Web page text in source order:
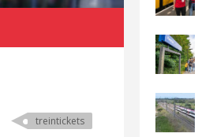
treintickets